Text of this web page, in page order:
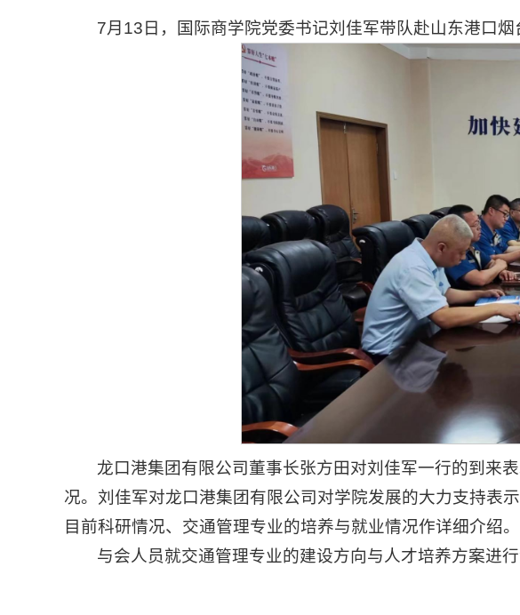
7月13日，国际商学院党委书记刘佳军带队赴山东港口烟
龙口港集团有限公司董事长张方田对刘佳军一行的到来
况。刘佳军对龙口港集团有限公司对学院发展的大力支持表
目前科研情况、交通管理专业的培养与就业情况作详细介绍。
与会人员就交通管理专业的建设方向与人才培养方案进